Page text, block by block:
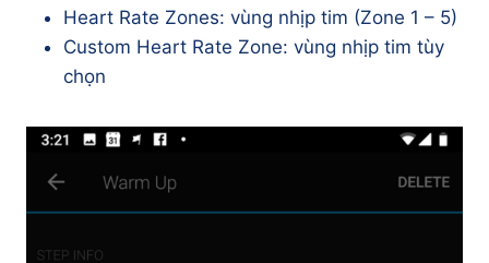
Heart Rate Zones: vùng nhịp tim (Zone 1 – 5)
Custom Heart Rate Zone: vùng nhịp tim tùy
chọn